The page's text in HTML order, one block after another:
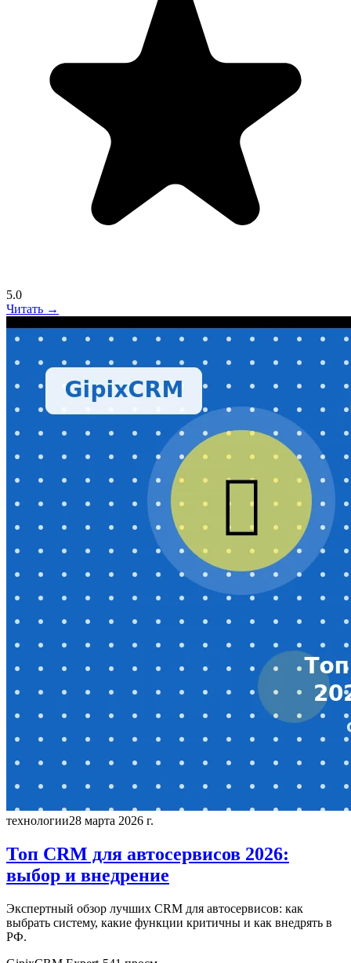
5.0
Читать →
технологии28 марта 2026 г.
Топ CRM для автосервисов 2026:
выбор и внедрение
Экспертный обзор лучших CRM для автосервисов: как
выбрать систему, какие функции критичны и как внедрять в
РФ.